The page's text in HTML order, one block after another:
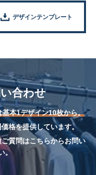
デザインテンプレート
合わせ
本1デザイン10枚から。
格を提供しています。
質問はこちらからお問い
。